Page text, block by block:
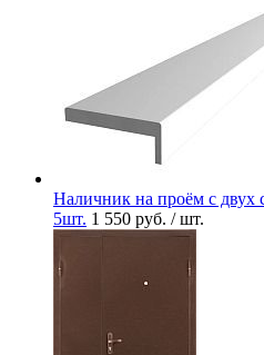
Наличник на проём с двух
5шт. 1 550 руб. / шт.